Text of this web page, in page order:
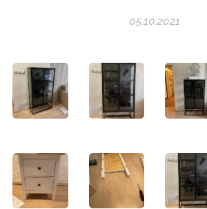
05.10.2021